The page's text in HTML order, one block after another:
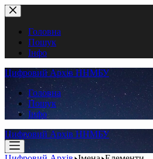
Перейти
до
вмістуГоловна
Пошук
Інфо
Цифровий Архів ННМБУ
Головна
Пошук
Інфо
Цифровий Архів ННМБУ